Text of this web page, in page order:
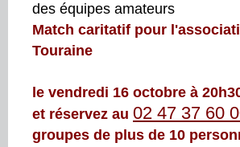
des équipes amateurs
Match caritatif pour
Touraine
le vendredi 16 octobre à
et réservez au 02 47 37 60
groupes de plus de 10